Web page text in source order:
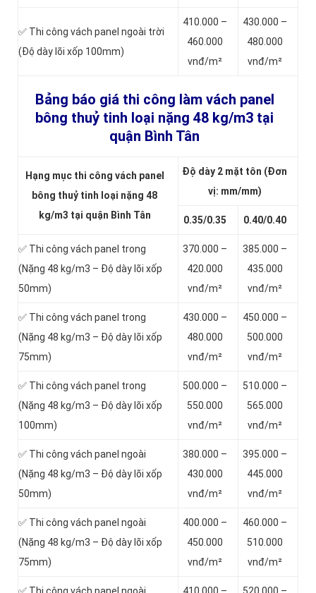
✅ Thi công vách panel ngoài trời
(Độ dày lõi xốp 100mm)
410.000 –
460.000
vnđ/m²
430.000 –
480.000
vnđ/m²
Bảng báo giá thi công làm vách panel
bông thuỷ tinh loại nặng 48 kg/m3 tại
quận Bình Tân
Hạng mục thi công vách panel
bông thuỷ tinh loại nặng 48
kg/m3 tại quận Bình Tân
Độ dày 2 mặt tôn (Đơn
vị: mm/mm)
0.35/0.35 0.40/0.40
✅ Thi công vách panel trong
(Nặng 48 kg/m3 – Độ dày lõi xốp
50mm)
370.000 –
420.000
vnđ/m²
385.000 –
435.000
vnđ/m²
✅ Thi công vách panel trong
(Nặng 48 kg/m3 – Độ dày lõi xốp
75mm)
430.000 –
480.000
vnđ/m²
450.000 –
500.000
vnđ/m²
✅ Thi công vách panel trong
(Nặng 48 kg/m3 – Độ dày lõi xốp
100mm)
500.000 –
550.000
vnđ/m²
510.000 –
565.000
vnđ/m²
✅ Thi công vách panel ngoài
(Nặng 48 kg/m3 – Độ dày lõi xốp
50mm)
380.000 –
430.000
vnđ/m²
395.000 –
445.000
vnđ/m²
✅ Thi công vách panel ngoài
(Nặng 48 kg/m3 – Độ dày lõi xốp
75mm)
400.000 –
450.000
vnđ/m²
460.000 –
510.000
vnđ/m²